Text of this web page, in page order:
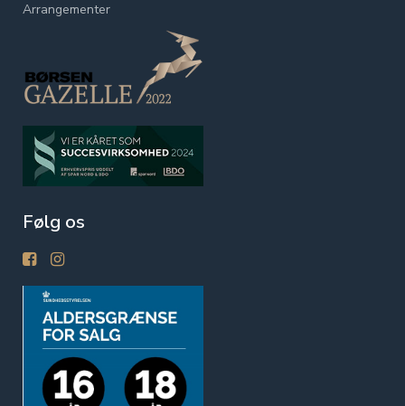
Arrangementer
Følg os